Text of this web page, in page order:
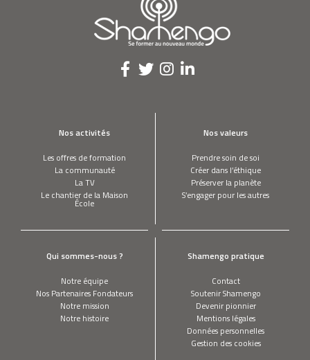
Nos activités
Les offres de formation
La communauté
La TV
Le chantier de la Maison
École
Nos valeurs
Prendre soin de soi
Créer dans l’éthique
Préserver la planète
S’engager pour les autres
Qui sommes-nous ?
Notre équipe
Nos Partenaires Fondateurs
Notre mission
Notre histoire
Shamengo pratique
Contact
Soutenir Shamengo
Devenir pionnier
Mentions légales
Données personnelles
Gestion des cookies